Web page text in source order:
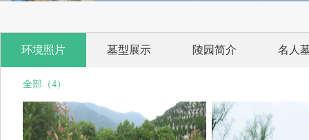
环境照片 墓型展示 陵园简介 名人
全部（4）